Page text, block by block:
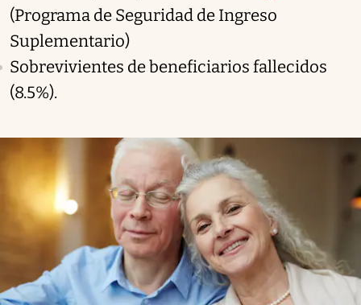
(Programa de Seguridad de Ingreso
Suplementario)
Sobrevivientes de beneficiarios fallecidos
(8.5%).